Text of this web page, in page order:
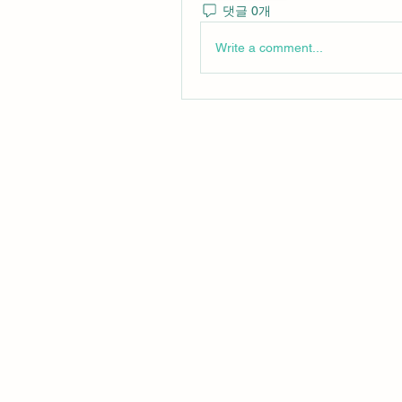
댓글 0개
Write a comment...